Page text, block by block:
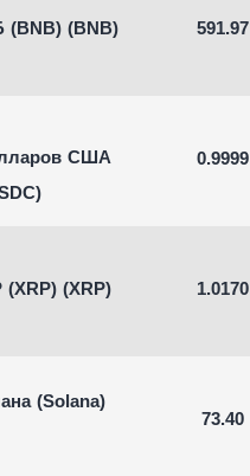
(BNB) (BNB) 591.97
США
0.9999
(XRP) (XRP) 1.0170
(Solana)
73.40